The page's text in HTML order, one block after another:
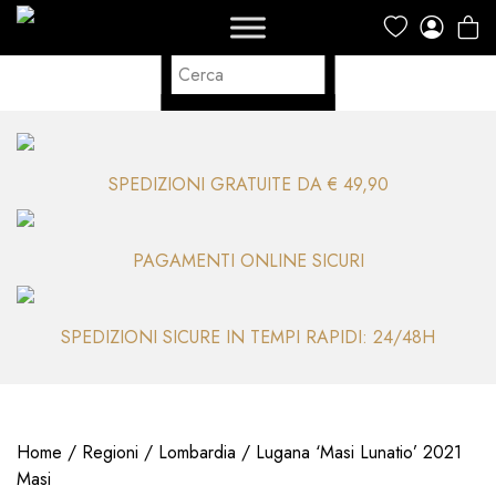
SPEDIZIONI GRATUITE DA € 49,90
PAGAMENTI ONLINE SICURI
SPEDIZIONI SICURE IN TEMPI RAPIDI: 24/48H
Home / Regioni / Lombardia / Lugana ‘Masi Lunatio’ 2021
Masi